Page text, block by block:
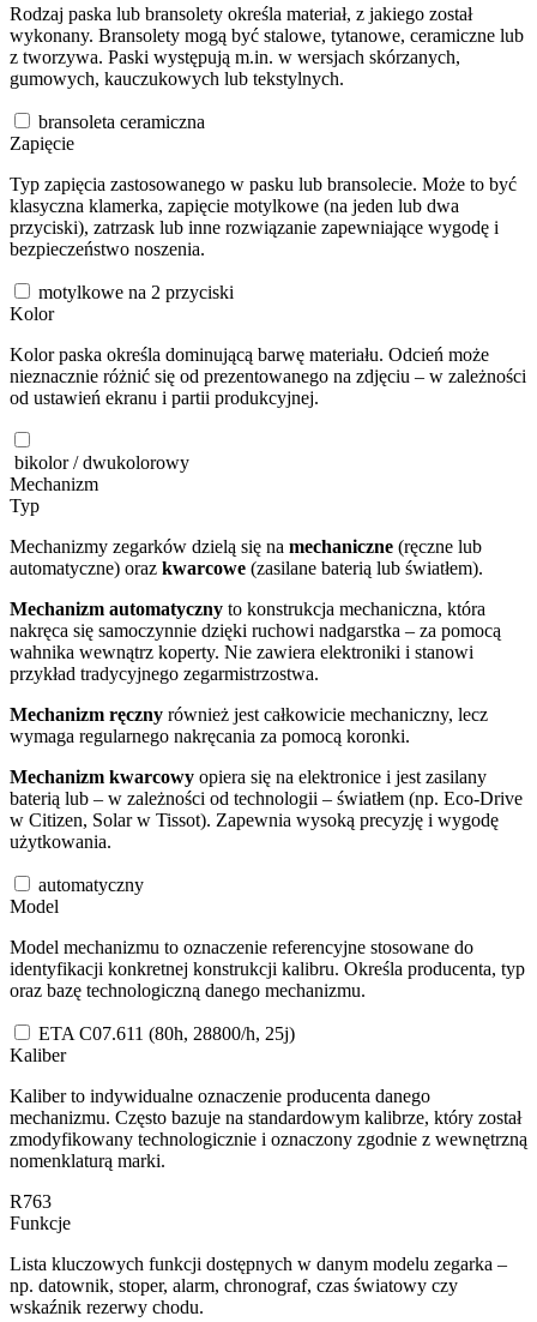
Rodzaj paska lub bransolety określa materiał, z jakiego został
wykonany. Bransolety mogą być stalowe, tytanowe, ceramiczne lub
z tworzywa. Paski występują m.in. w wersjach skórzanych,
gumowych, kauczukowych lub tekstylnych.
bransoleta ceramiczna
Zapięcie
Typ zapięcia zastosowanego w pasku lub bransolecie. Może to być
klasyczna klamerka, zapięcie motylkowe (na jeden lub dwa
przyciski), zatrzask lub inne rozwiązanie zapewniające wygodę i
bezpieczeństwo noszenia.
motylkowe na 2 przyciski
Kolor
Kolor paska określa dominującą barwę materiału. Odcień może
nieznacznie różnić się od prezentowanego na zdjęciu – w zależności
od ustawień ekranu i partii produkcyjnej.
bikolor / dwukolorowy
Mechanizm
Typ
Mechanizmy zegarków dzielą się na mechaniczne (ręczne lub
automatyczne) oraz kwarcowe (zasilane baterią lub światłem).
Mechanizm automatyczny to konstrukcja mechaniczna, która
nakręca się samoczynnie dzięki ruchowi nadgarstka – za pomocą
wahnika wewnątrz koperty. Nie zawiera elektroniki i stanowi
przykład tradycyjnego zegarmistrzostwa.
Mechanizm ręczny również jest całkowicie mechaniczny, lecz
wymaga regularnego nakręcania za pomocą koronki.
Mechanizm kwarcowy opiera się na elektronice i jest zasilany
baterią lub – w zależności od technologii – światłem (np. Eco-Drive
w Citizen, Solar w Tissot). Zapewnia wysoką precyzję i wygodę
użytkowania.
automatyczny
Model
Model mechanizmu to oznaczenie referencyjne stosowane do
identyfikacji konkretnej konstrukcji kalibru. Określa producenta, typ
oraz bazę technologiczną danego mechanizmu.
ETA C07.611 (80h, 28800/h, 25j)
Kaliber
Kaliber to indywidualne oznaczenie producenta danego
mechanizmu. Często bazuje na standardowym kalibrze, który został
zmodyfikowany technologicznie i oznaczony zgodnie z wewnętrzną
nomenklaturą marki.
R763
Funkcje
Lista kluczowych funkcji dostępnych w danym modelu zegarka –
np. datownik, stoper, alarm, chronograf, czas światowy czy
wskaźnik rezerwy chodu.